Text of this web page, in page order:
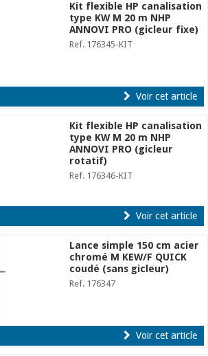
Kit flexible HP canalisation
type KW M 20 m NHP
ANNOVI PRO (gicleur fixe)
Ref. 176345-KIT
Voir cet article
Kit flexible HP canalisation
type KW M 20 m NHP
ANNOVI PRO (gicleur
rotatif)
Ref. 176346-KIT
Voir cet article
Lance simple 150 cm acier
chromé M KEW/F QUICK
coudé (sans gicleur)
Ref. 176347
Voir cet article